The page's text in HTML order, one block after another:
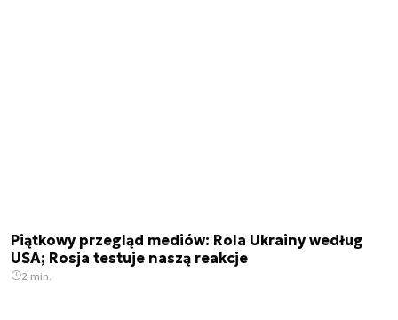
Piątkowy przegląd mediów: Rola Ukrainy według
USA; Rosja testuje naszą reakcje
2 min.